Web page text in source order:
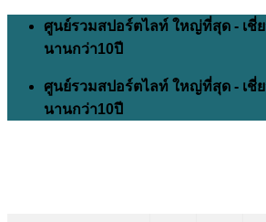
Skip
content
ศูนย์รวมสปอร์ตไลท์ ใหญ่ที่สุด - เชี่
นานกว่า10ปี
ศูนย์รวมสปอร์ตไลท์ ใหญ่ที่สุด - เชี่
นานกว่า10ปี